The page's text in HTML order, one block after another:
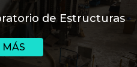
de Estructuras
MÁS